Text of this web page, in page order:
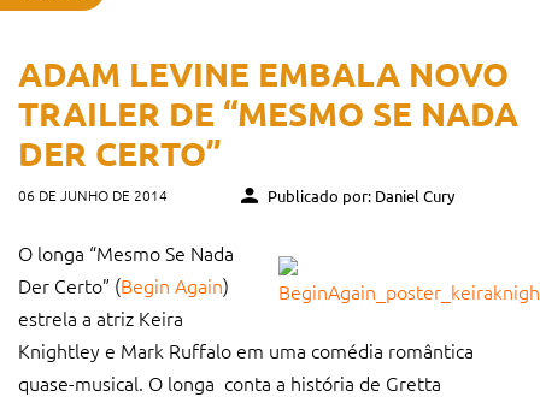
ADAM LEVINE EMBALA NOVO
TRAILER DE “MESMO SE NADA
DER CERTO”
06 DE JUNHO DE 2014 Publicado por: Daniel Cury
O longa “Mesmo Se Nada
Der Certo” (Begin Again)
estrela a atriz Keira
Knightley e Mark Ruffalo em uma comédia romântica
quase-musical. O longa conta a história de Gretta